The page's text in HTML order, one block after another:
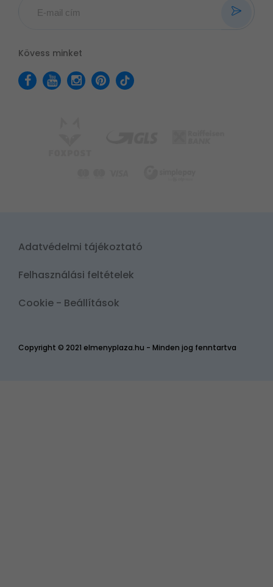
Kövess minket
Copyright © 2021 elmenyplaza.hu - Minden jog fenntartva
Adatvédelmi tájékoztató
Felhasználási feltételek
Cookie - Beállítások